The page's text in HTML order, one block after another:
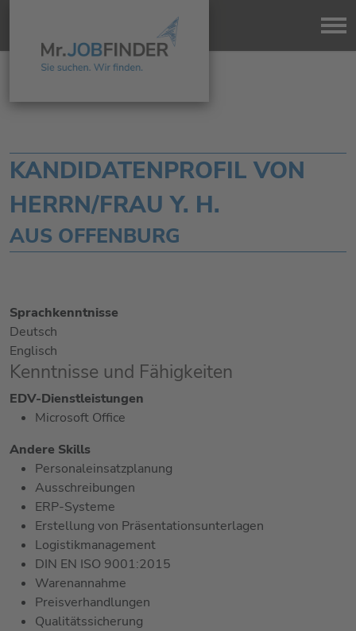
KANDIDATENPROFIL VON
HERRN/FRAU Y. H.
AUS OFFENBURG
Sprachkenntnisse
Deutsch
Englisch
Kenntnisse und Fähigkeiten
EDV-Dienstleistungen
Microsoft Office
Andere Skills
Personaleinsatzplanung
Ausschreibungen
ERP-Systeme
Erstellung von Präsentationsunterlagen
Logistikmanagement
DIN EN ISO 9001:2015
Warenannahme
Preisverhandlungen
Qualitätssicherung